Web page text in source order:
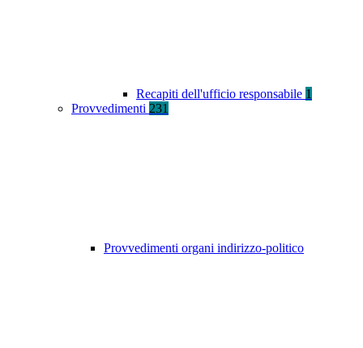
Recapiti dell'ufficio responsabile 1
Provvedimenti 231
Provvedimenti organi indirizzo-politico